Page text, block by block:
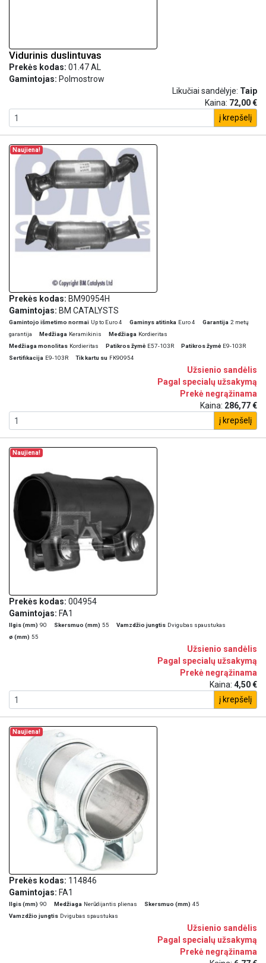
Vidurinis duslintuvas
Prekės kodas: 01.47 AL
Gamintojas: Polmostrow
Likučiai sandėlyje: Taip
Kaina: 72,00 €
į krepšelį
Naujiena!
Prekės kodas: BM90954H
Gamintojas: BM CATALYSTS
Gamintojo išmetimo normai Up to Euro 4 Gaminys atitinka Euro 4 Garantija 2 metų
garantija
Medžiaga Keramikinis Medžiaga Kordieritas
Medžiaga monolitas Kordieritas Patikros žymė E57-103R Patikros žymė E9-103R
Sertifikacija E9-103R Tik kartu su FK90954
Užsienio sandėlis
Pagal specialų užsakymą
Prekė negrąžinama
Kaina: 286,77 €
į krepšelį
Naujiena!
Prekės kodas: 004954
Gamintojas: FA1
Ilgis (mm) 90 Skersmuo (mm) 55 Vamzdžio jungtis Dvigubas spaustukas
ø (mm) 55
Užsienio sandėlis
Pagal specialų užsakymą
Prekė negrąžinama
Kaina: 4,50 €
į krepšelį
Naujiena!
Prekės kodas: 114846
Gamintojas: FA1
Ilgis (mm) 90 Medžiaga Nerūdijantis plienas Skersmuo (mm) 45
Vamzdžio jungtis Dvigubas spaustukas
Užsienio sandėlis
Pagal specialų užsakymą
Prekė negrąžinama